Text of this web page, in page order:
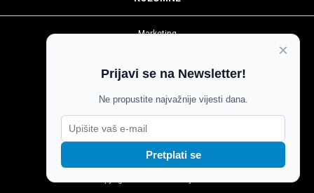
Marketing
Impressum
Pravila komentiranja
Agroglas
×
Prijavi se na Newsletter!
Ne propustite najvažnije vijesti dana.
Pretplati se